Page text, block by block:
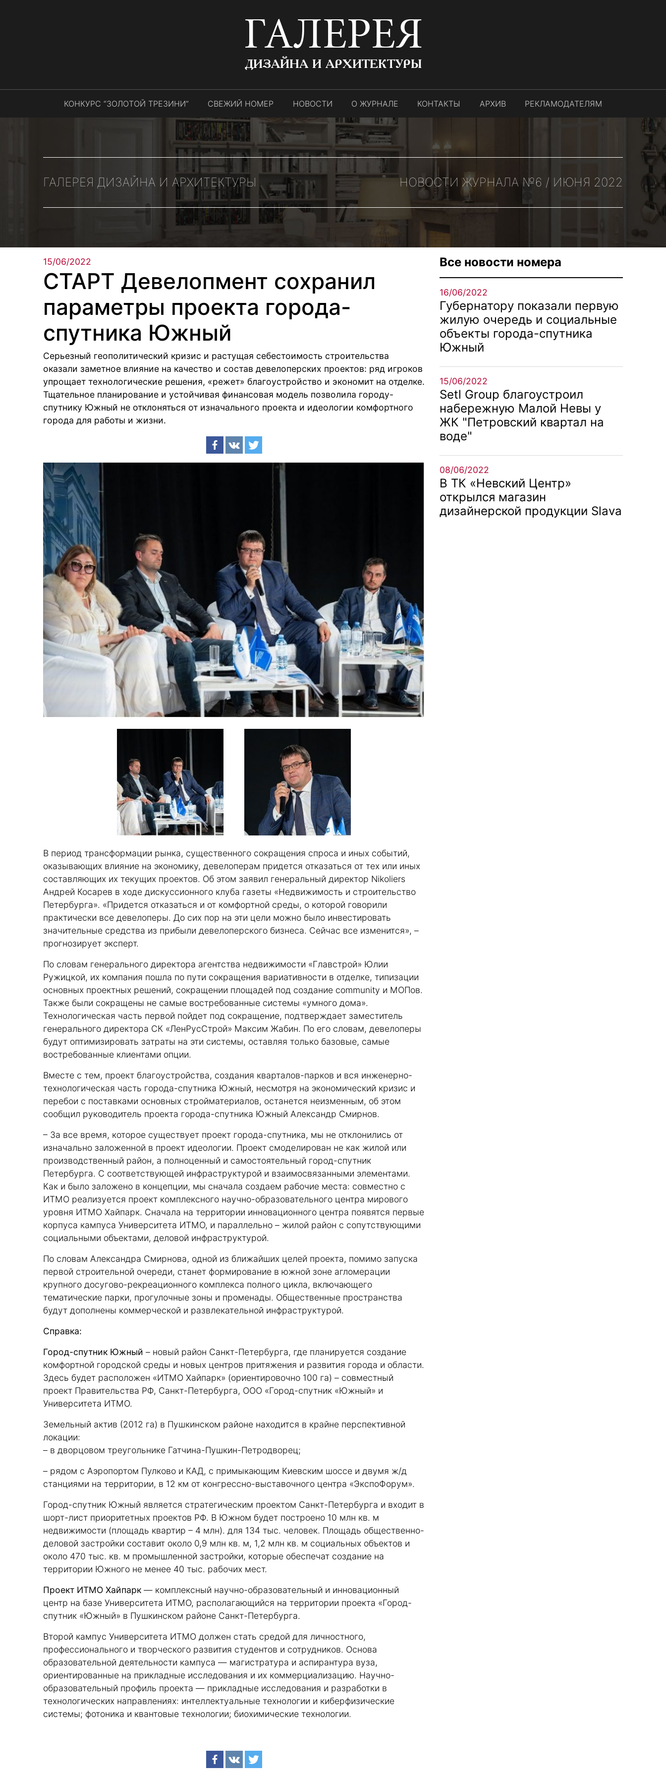
ГАЛЕРЕЯ
ДИЗАЙНА И АРХИТЕКТУРЫ
КОНКУРС “ЗОЛОТОЙ ТРЕЗИНИ” СВЕЖИЙ НОМЕР НОВОСТИ О ЖУРНАЛЕ КОНТАКТЫ АРХИВ РЕКЛАМОДАТЕЛЯМ
ГАЛЕРЕЯ ДИЗАЙНА И АРХИТЕКТУРЫ НОВОСТИ ЖУРНАЛА №6 / ИЮНЯ 2022
15/06/2022
СТАРТ Девелопмент сохранил
параметры проекта города-
спутника Южный
Серьезный геополитический кризис и растущая себестоимость строительства
оказали заметное влияние на качество и состав девелоперских проектов: ряд игроков
упрощает технологические решения, «режет» благоустройство и экономит на отделке.
Тщательное планирование и устойчивая финансовая модель позволила городу-
спутнику Южный не отклоняться от изначального проекта и идеологии комфортного
города для работы и жизни.
В период трансформации рынка, существенного сокращения спроса и иных событий,
оказывающих влияние на экономику, девелоперам придется отказаться от тех или иных
составляющих их текущих проектов. Об этом заявил генеральный директор Nikoliers
Андрей Косарев в ходе дискуссионного клуба газеты «Недвижимость и строительство
Петербурга». «Придется отказаться и от комфортной среды, о которой говорили
практически все девелоперы. До сих пор на эти цели можно было инвестировать
значительные средства из прибыли девелоперского бизнеса. Сейчас все изменится», –
прогнозирует эксперт.
По словам генерального директора агентства недвижимости «Главстрой» Юлии
Ружицкой, их компания пошла по пути сокращения вариативности в отделке, типизации
основных проектных решений, сокращении площадей под создание community и МОПов.
Также были сокращены не самые востребованные системы «умного дома».
Технологическая часть первой пойдет под сокращение, подтверждает заместитель
генерального директора СК «ЛенРусСтрой» Максим Жабин. По его словам, девелоперы
будут оптимизировать затраты на эти системы, оставляя только базовые, самые
востребованные клиентами опции.
Вместе с тем, проект благоустройства, создания кварталов-парков и вся инженерно-
технологическая часть города-спутника Южный, несмотря на экономический кризис и
перебои с поставками основных стройматериалов, останется неизменным, об этом
сообщил руководитель проекта города-спутника Южный Александр Смирнов.
– За все время, которое существует проект города-спутника, мы не отклонились от
изначально заложенной в проект идеологии. Проект смоделирован не как жилой или
производственный район, а полноценный и самостоятельный город-спутник
Петербурга. С соответствующей инфраструктурой и взаимосвязанными элементами.
Как и было заложено в концепции, мы сначала создаем рабочие места: совместно с
ИТМО реализуется проект комплексного научно-образовательного центра мирового
уровня ИТМО Хайпарк. Сначала на территории инновационного центра появятся первые
корпуса кампуса Университета ИТМО, и параллельно – жилой район с сопутствующими
социальными объектами, деловой инфраструктурой.
По словам Александра Смирнова, одной из ближайших целей проекта, помимо запуска
первой строительной очереди, станет формирование в южной зоне агломерации
крупного досугово-рекреационного комплекса полного цикла, включающего
тематические парки, прогулочные зоны и променады. Общественные пространства
будут дополнены коммерческой и развлекательной инфраструктурой.
Справка:
Город-спутник Южный – новый район Санкт-Петербурга, где планируется создание
комфортной городской среды и новых центров притяжения и развития города и области.
Здесь будет расположен «ИТМО Хайпарк» (ориентировочно 100 га) – совместный
проект Правительства РФ, Санкт-Петербурга, ООО «Город-спутник «Южный» и
Университета ИТМО.
Земельный актив (2012 га) в Пушкинском районе находится в крайне перспективной
локации:
– в дворцовом треугольнике Гатчина-Пушкин-Петродворец;
– рядом с Аэропортом Пулково и КАД, с примыкающим Киевским шоссе и двумя ж/д
станциями на территории, в 12 км от конгрессно-выставочного центра «ЭкспоФорум».
Город-спутник Южный является стратегическим проектом Санкт-Петербурга и входит в
шорт-лист приоритетных проектов РФ. В Южном будет построено 10 млн кв. м
недвижимости (площадь квартир – 4 млн). для 134 тыс. человек. Площадь общественно-
деловой застройки составит около 0,9 млн кв. м, 1,2 млн кв. м социальных объектов и
около 470 тыс. кв. м промышленной застройки, которые обеспечат создание на
территории Южного не менее 40 тыс. рабочих мест.
Проект ИТМО Хайпарк — комплексный научно-образовательный и инновационный
центр на базе Университета ИТМО, располагающийся на территории проекта «Город-
спутник «Южный» в Пушкинском районе Санкт-Петербурга.
Второй кампус Университета ИТМО должен стать средой для личностного,
профессионального и творческого развития студентов и сотрудников. Основа
образовательной деятельности кампуса — магистратура и аспирантура вуза,
ориентированные на прикладные исследования и их коммерциализацию. Научно-
образовательный профиль проекта — прикладные исследования и разработки в
технологических направлениях: интеллектуальные технологии и киберфизические
системы; фотоника и квантовые технологии; биохимические технологии.
Все новости номера
16/06/2022
Губернатору показали первую
жилую очередь и социальные
объекты города-спутника
Южный
15/06/2022
Setl Group благоустроил
набережную Малой Невы у
ЖК "Петровский квартал на
воде"
08/06/2022
В ТК «Невский Центр»
открылся магазин
дизайнерской продукции Slava